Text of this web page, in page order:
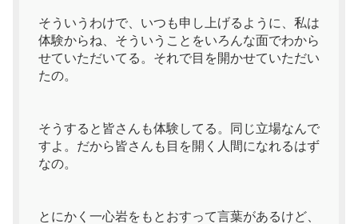
そういうわけで、いつも申し上げるように、私は
体験からね、そういうことをいろんな面でわから
せていただいてる。それで目を開かせていただい
たの。
そうすると皆さんも体験してる。同じ立場なんで
すよ。だから皆さんも目を開く人間になれるはず
なの。
とにかく一心岩をもとおすって言葉があるけど、